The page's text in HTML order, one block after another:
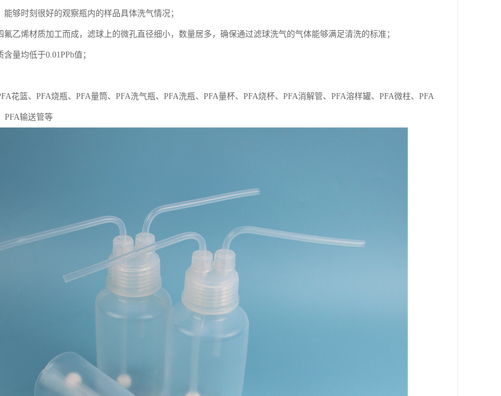
够时刻很好的观察瓶内的样品具体洗气情况；
乙烯材质加工而成，滤球上的微孔直径细小，数量居多，确保通过滤球洗气的气体能够满足清洗的标准；
量均低于0.01PPb值；
花篮、PFA烧瓶、PFA量筒、PFA洗气瓶、PFA洗瓶、PFA量杯、PFA烧杯、PFA消解管、PFA溶样罐、PFA微柱、PFA
PFA输送管等